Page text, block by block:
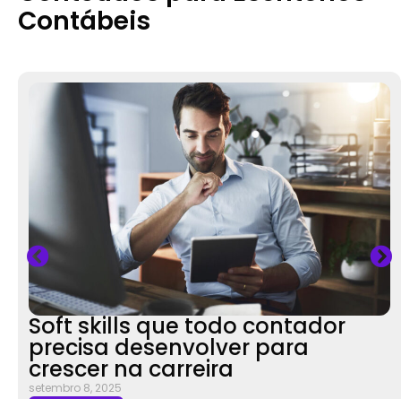
Contábeis
Soft skills que todo contador
precisa desenvolver para
crescer na carreira
setembro 8, 2025